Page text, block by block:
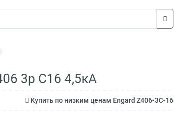
3р C16 4,5кА
Купить по низким ценам Engard Z406-3C-16